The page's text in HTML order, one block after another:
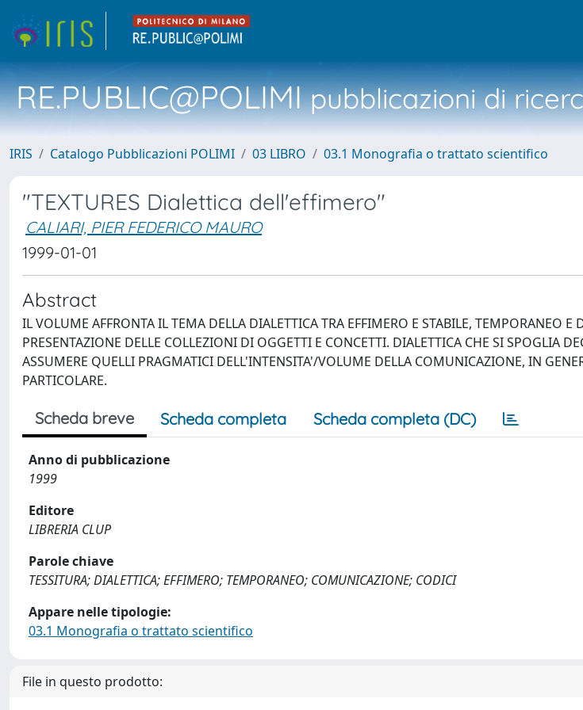
RE.PUBLIC@POLIMIpubblicazioni di
IRIS Catalogo Pubblicazioni POLIMI 03 LIBRO 03.1 Monografia o trattato scientifico
"TEXTURES Dialettica dell'effimero"
CALIARI, PIER FEDERICO MAURO
1999-01-01
Abstract
IL VOLUME AFFRONTA IL TEMA DELLA DIALETTICA TRA EFFIMERO E STABILE, TEMPORANEO
PRESENTAZIONE DELLE COLLEZIONI DI OGGETTI E CONCETTI. DIALETTICA CHE SI SPOGLIA
ASSUMERE QUELLI PRAGMATICI DELL'INTENSITA'/VOLUME DELLA COMUNICAZIONE, IN
PARTICOLARE.
Scheda breve Scheda completa Scheda completa (DC)
Anno di pubblicazione
1999
Editore
LIBRERIA CLUP
Parole chiave
TESSITURA; DIALETTICA; EFFIMERO; TEMPORANEO; COMUNICAZIONE; CODICI
Appare nelle tipologie:
03.1 Monografia o trattato scientifico
File in questo prodotto: